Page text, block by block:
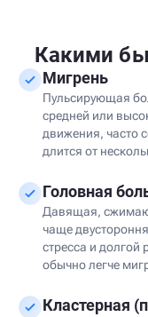
Какими
Мигрень
Пульсирующая
средней или
движения, часто
длится от
Головная
Давящая,
чаще
стресса и долгой
обычно легче
Кластерная